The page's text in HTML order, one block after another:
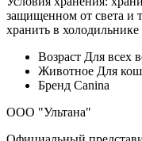
защищенном от света и
хранить в холодильнике
Возраст Для всех
Животное Для
Бренд Canina
ООО "Ультана"